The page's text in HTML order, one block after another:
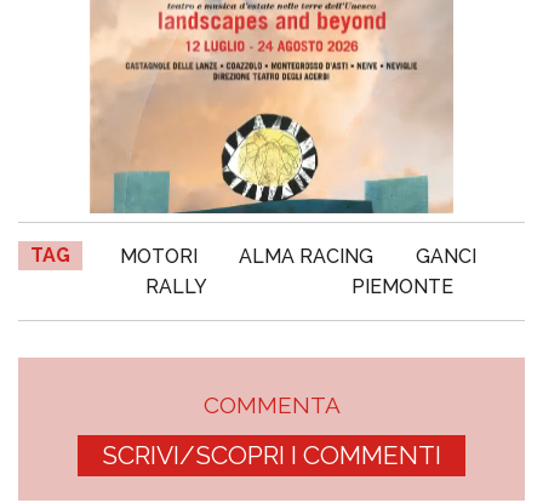
TAG MOTORI ALMA RACING
GANCI
RALLY
PIEMONTE
COMMENTA
SCRIVI/SCOPRI I COMMENTI